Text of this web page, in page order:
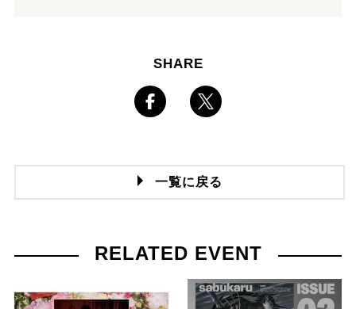
SHARE
一覧に戻る
RELATED EVENT